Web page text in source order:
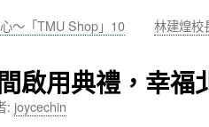
～「TMU Shop」10
林建煌校
啟用典禮，幸福
: joycechin